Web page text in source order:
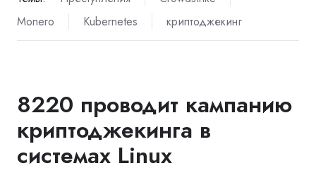
Monero
Kubernetes криптоджекинг
8220 проводит кампанию
криптоджекинга в
системах Linux